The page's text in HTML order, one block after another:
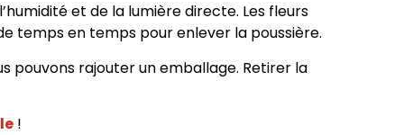
et de la lumière directe. Les fleurs
temps en temps pour enlever la poussière.
pouvons rajouter un emballage. Retirer la
!